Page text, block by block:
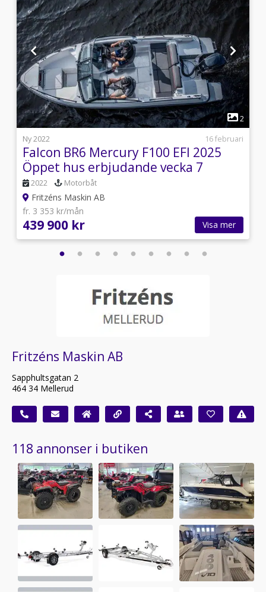
1
2
Ny 2022
16 februari
Falcon BR6 Mercury F100 EFI 2025
Öppet hus erbjudande vecka 7
2022 Motorbåt
Fritzéns Maskin AB
fr. 3 353 kr/mån
439 900 kr Visa mer
Fritzéns Maskin AB
Sapphultsgatan 2
464 34 Mellerud
118 annonser i butiken